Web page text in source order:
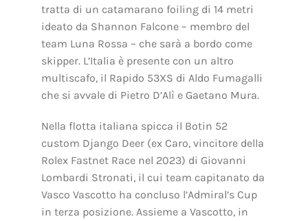
tratta di un catamarano foiling di 14 metri
ideato da Shannon Falcone – membro del
team Luna Rossa – che sarà a bordo come
skipper. L’Italia è presente con un altro
multiscafo, il Rapido 53XS di Aldo Fumagalli
che si avvale di Pietro D’Alì e Gaetano Mura.
Nella flotta italiana spicca il Botin 52
custom Django Deer (ex Caro, vincitore della
Rolex Fastnet Race nel 2023) di Giovanni
Lombardi Stronati, il cui team capitanato da
Vasco Vascotto ha concluso l’Admiral’s Cup
in terza posizione. Assieme a Vascotto, in